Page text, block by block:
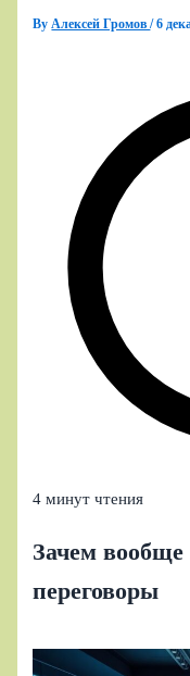
ByАлексей Громов/6
4 минут чтения
Зачем
переговоры